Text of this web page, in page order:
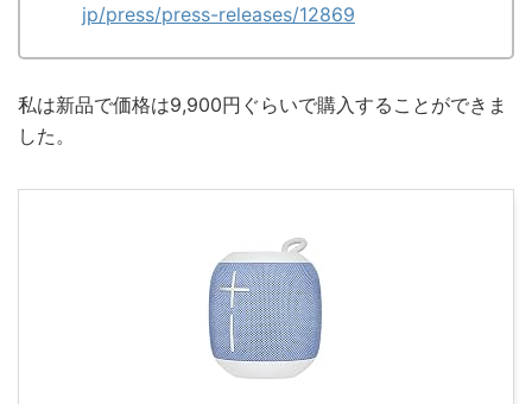
jp/press/press-releases/12869
私は新品で価格は9,900円ぐらいで購入することができま
した。